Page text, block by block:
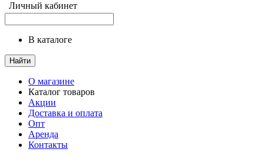
Личный кабинет
в каталоге
Найти
О магазине
Каталог товаров
Акции
Доставка и оплата
Опт
Аренда
Контакты